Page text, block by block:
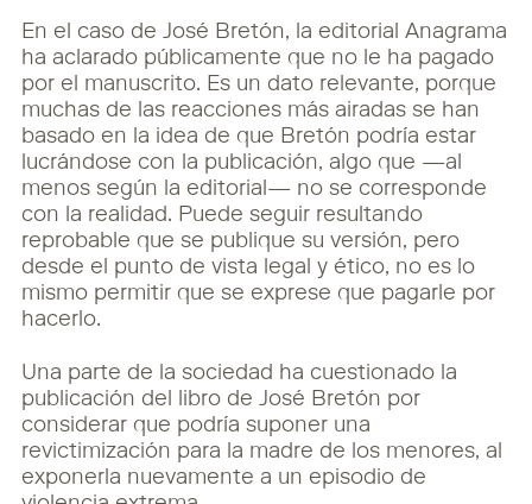
En el caso de José Bretón, la editorial Anagrama
ha aclarado públicamente que no le ha pagado
por el manuscrito. Es un dato relevante, porque
muchas de las reacciones más airadas se han
basado en la idea de que Bretón podría estar
lucrándose con la publicación, algo que —al
menos según la editorial— no se corresponde
con la realidad. Puede seguir resultando
reprobable que se publique su versión, pero
desde el punto de vista legal y ético, no es lo
mismo permitir que se exprese que pagarle por
hacerlo.
Una parte de la sociedad ha cuestionado la
publicación del libro de José Bretón por
considerar que podría suponer una
revictimización para la madre de los menores, al
exponerla nuevamente a un episodio de